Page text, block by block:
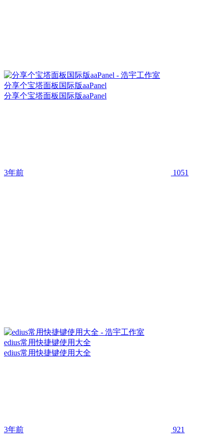
分享个宝塔面板国际版aaPanel
分享个宝塔面板国际版aaPanel
3年前 1051
edius常用快捷键使用大全
edius常用快捷键使用大全
3年前 921